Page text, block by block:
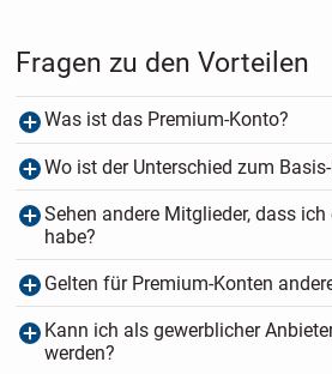
Fragen zu den Vorteilen
Was ist das Premium-Konto?
Wo ist der Unterschied zum
Sehen andere Mitglieder, dass
habe?
Gelten für Premium-Konten
Kann ich als gewerblicher
werden?